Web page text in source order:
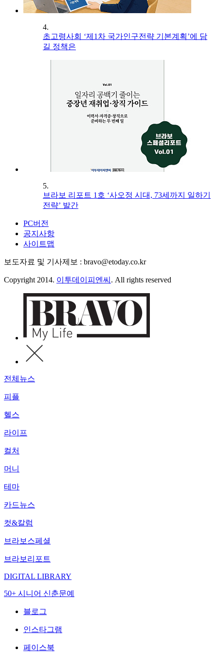
4.
초고령사회 ‘제1차 국가인구전략 기본계획’에 담
길 정책은
5.
브라보 리포트 1호 ‘사오정 시대, 73세까지 일하기
전략’ 발간
PC버전
공지사항
사이트맵
보도자료 및 기사제보 : bravo@etoday.co.kr
Copyright 2014. 이투데이피엔씨 . All rights reserved
전체뉴스
피플
헬스
라이프
컬처
머니
테마
카드뉴스
컷&칼럼
브라보스페셜
브라보리포트
DIGITAL LIBRARY
50+ 시니어 신춘문예
블로그
인스타그램
페이스북